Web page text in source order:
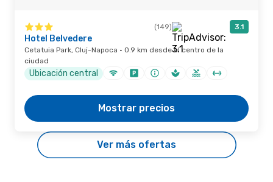
(149) 3.1
Hotel Belvedere
Cetatuia Park, Cluj-Napoca · 0.9 km desde el centro de la
ciudad
Ubicación central
Mostrar precios
Ver más ofertas